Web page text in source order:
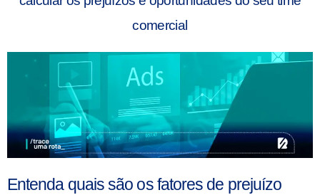
comercial
Entenda quais são os fatores de prejuízo